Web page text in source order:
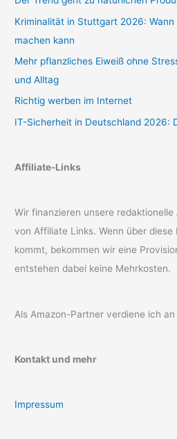
Kriminalität in Stuttgart 2026:
machen kann
Mehr pflanzliches Eiweiß ohne
und Alltag
Richtig werben im Internet
IT-Sicherheit in Deutschland 2026:
Affiliate-Links
Wir finanzieren unsere
von Affiliate Links. Wenn über diese
kommt, bekommen wir eine
entstehen dabei keine Mehrkosten.
Als Amazon-Partner verdiene ich
Kontakt und mehr
Impressum